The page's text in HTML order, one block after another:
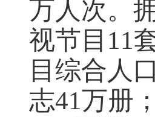
万人次。
视节目 11
目综合人
志41万册